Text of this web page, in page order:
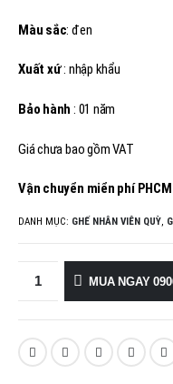
Màu sắc: đen
Xuất xứ: nhập khẩu
Bảo hành : 01 năm
Giá chưa bao gồm VAT
Vận chuyển miển phí PHCM
DANH MỤC: GHẾ NHÂN VIÊN QUỲ,
MUA NGAY